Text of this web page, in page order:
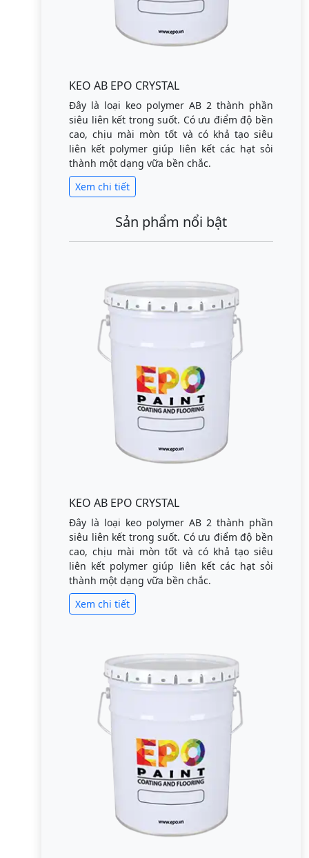
KEO AB EPO CRYSTAL
Đây là loại keo polymer AB 2 thành phần
siêu liên kết trong suốt. Có ưu điểm độ bền
cao, chịu mài mòn tốt và có khả tạo siêu
liên kết polymer giúp liên kết các hạt sỏi
thành một dạng vữa bền chắc.
Xem chi tiết
Sản phẩm nổi bật
KEO AB EPO CRYSTAL
Đây là loại keo polymer AB 2 thành phần
siêu liên kết trong suốt. Có ưu điểm độ bền
cao, chịu mài mòn tốt và có khả tạo siêu
liên kết polymer giúp liên kết các hạt sỏi
thành một dạng vữa bền chắc.
Xem chi tiết